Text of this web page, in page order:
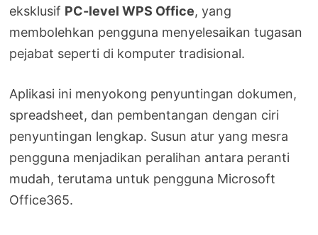
eksklusif PC-level WPS Office, yang
membolehkan pengguna menyelesaikan tugasan
pejabat seperti di komputer tradisional.
Aplikasi ini menyokong penyuntingan dokumen,
spreadsheet, dan pembentangan dengan ciri
penyuntingan lengkap. Susun atur yang mesra
pengguna menjadikan peralihan antara peranti
mudah, terutama untuk pengguna Microsoft
Office365.